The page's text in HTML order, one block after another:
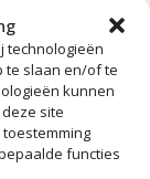
technologieën
te slaan en/of te
kunnen
site
functies